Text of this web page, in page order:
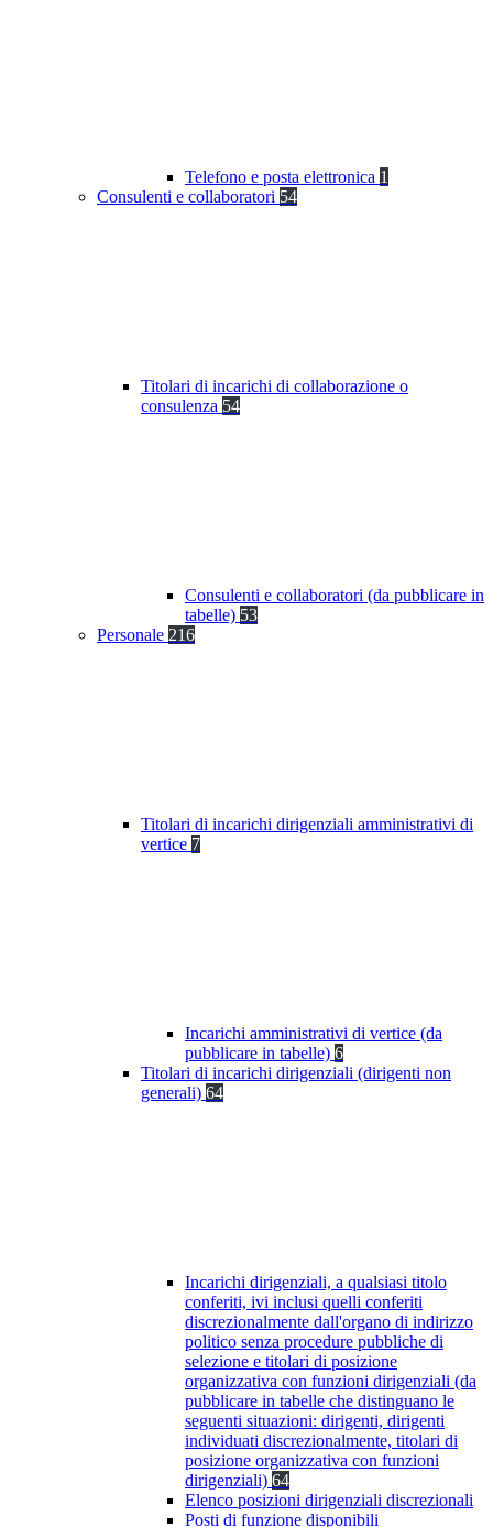
Telefono e posta elettronica 1
Consulenti e collaboratori 54
Titolari di incarichi di collaborazione o
consulenza 54
Consulenti e collaboratori (da pubblicare in
tabelle) 53
Personale 216
Titolari di incarichi dirigenziali amministrativi di
vertice 7
Incarichi amministrativi di vertice (da
pubblicare in tabelle) 6
Titolari di incarichi dirigenziali (dirigenti non
generali) 64
Incarichi dirigenziali, a qualsiasi titolo
conferiti, ivi inclusi quelli conferiti
discrezionalmente dall'organo di indirizzo
politico senza procedure pubbliche di
selezione e titolari di posizione
organizzativa con funzioni dirigenziali (da
pubblicare in tabelle che distinguano le
seguenti situazioni: dirigenti, dirigenti
individuati discrezionalmente, titolari di
posizione organizzativa con funzioni
dirigenziali) 64
Elenco posizioni dirigenziali discrezionali
Posti di funzione disponibili